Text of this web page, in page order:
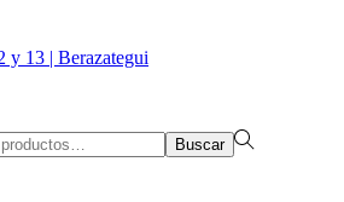
y 13 | Berazategui
Buscar